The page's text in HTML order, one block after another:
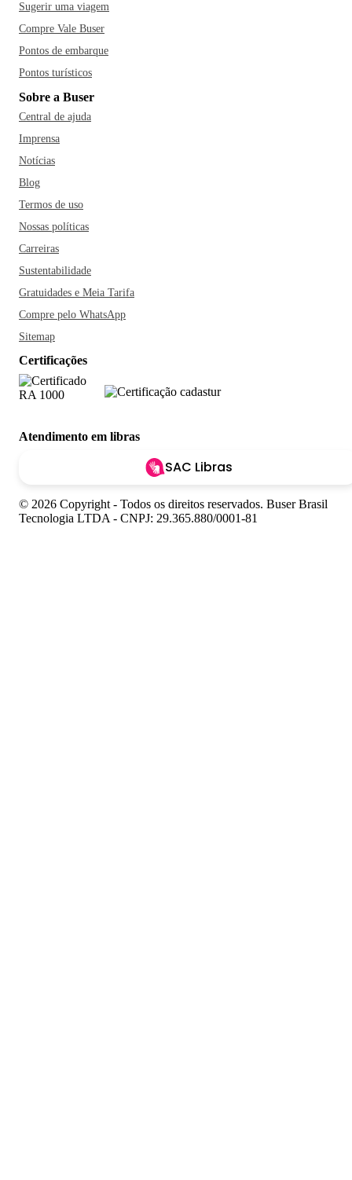
Sugerir uma viagem
Compre Vale Buser
Pontos de embarque
Pontos turísticos
Sobre a Buser
Central de ajuda
Imprensa
Notícias
Blog
Termos de uso
Nossas políticas
Carreiras
Sustentabilidade
Gratuidades e Meia Tarifa
Compre pelo WhatsApp
Sitemap
Certificações
Atendimento em libras
SAC Libras
© 2026 Copyright - Todos os direitos reservados. Buser Brasil
Tecnologia LTDA - CNPJ: 29.365.880/0001-81